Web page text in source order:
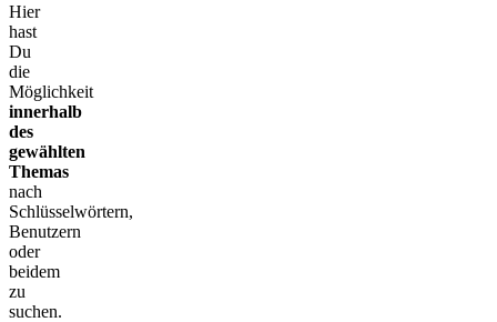
Hier
hast
Du
die
Möglichkeit
innerhalb
des
gewählten
Themas
nach
Schlüsselwörtern,
Benutzern
oder
beidem
zu
suchen.